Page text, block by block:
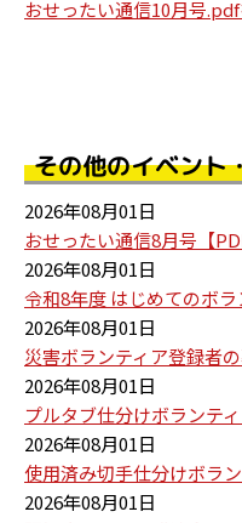
おせったい通信10月号
その他のイベン
2026年08月01日
おせったい通信8月号【
2026年08月01日
令和8年度 はじめてのボ
2026年08月01日
災害ボランティア登録者
2026年08月01日
プルタブ仕分けボランティ
2026年08月01日
使用済み切手仕分けボラ
2026年08月01日